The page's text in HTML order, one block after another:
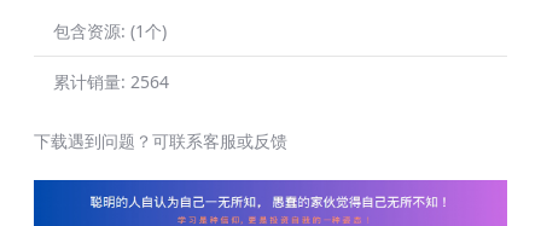
包含资源: (1个)
累计销量: 2564
下载遇到问题？可联系客服或反馈